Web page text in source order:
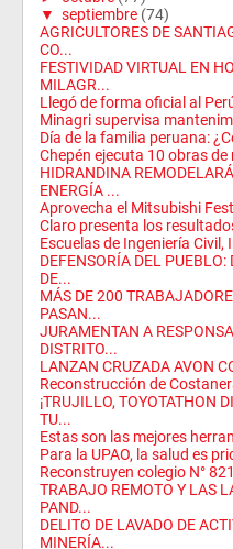
▼ septiembre (74)
AGRICULTORES DE
CO...
FESTIVIDAD VIRTUAL EN
MILAGR...
Llegó de forma oficial al
Minagri supervisa
Día de la familia peruana:
Chepén ejecuta 10 obras
HIDRANDINA
ENERGÍA ...
Aprovecha el Mitsubishi
Claro presenta los
Escuelas de Ingeniería
DEFENSORÍA DEL
DE...
MÁS DE 200
PASAN...
JURAMENTAN A
DISTRITO...
LANZAN CRUZADA AVON
Reconstrucción de
¡TRUJILLO, TOYOTATHON
TU...
Estas son las mejores
Para la UPAO, la salud es
Reconstruyen colegio N°
TRABAJO REMOTO Y LAS
PAND...
DELITO DE LAVADO DE
MINERÍA...